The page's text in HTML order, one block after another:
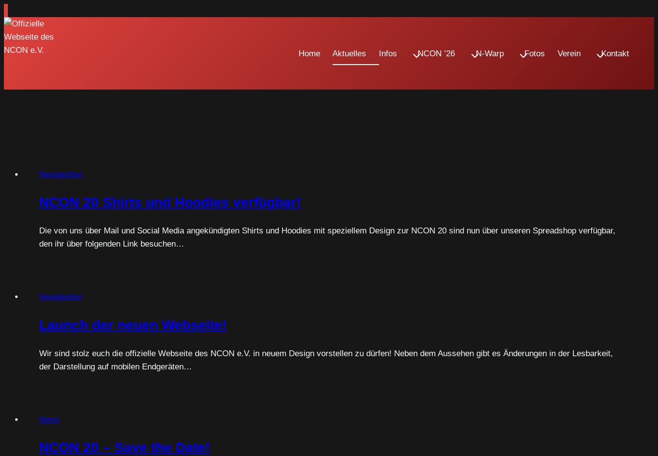
Zum
Inhalt
springen
Home Aktuelles Infos NCON ’26 N-Warp Fotos Verein Kontakt
Neuigkeiten
NCON 20 Shirts und Hoodies verfügbar!
Die von uns über Mail und Social Media angekündigten Shirts und Hoodies mit speziellem Design zur NCON 20 sind nun über unseren Spreadshop verfügbar,
den ihr über folgenden Link besuchen…
Neuigkeiten
Launch der neuen Webseite!
Wir sind stolz euch die offizielle Webseite des NCON e.V. in neuem Design vorstellen zu dürfen! Neben dem Aussehen gibt es Änderungen in der Lesbarkeit,
der Darstellung auf mobilen Endgeräten…
News
NCON 20 – Save the Date!